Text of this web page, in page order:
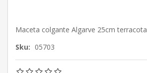
Maceta colgante Algarve 25cm terracota
Sku: 05703